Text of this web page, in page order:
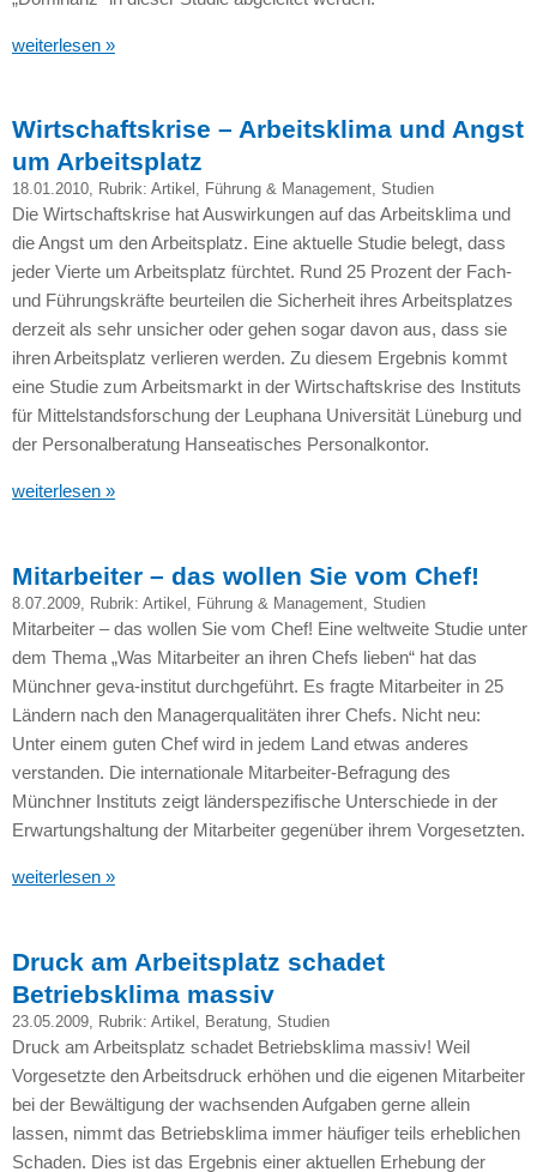
weiterlesen »
Wirtschaftskrise – Arbeitsklima und Angst
um Arbeitsplatz
18.01.2010, Rubrik: Artikel , Führung & Management, Studien
Die Wirtschaftskrise hat Auswirkungen auf das Arbeitsklima und
die Angst um den Arbeitsplatz. Eine aktuelle Studie belegt, dass
jeder Vierte um Arbeitsplatz fürchtet. Rund 25 Prozent der Fach-
und Führungskräfte beurteilen die Sicherheit ihres Arbeitsplatzes
derzeit als sehr unsicher oder gehen sogar davon aus, dass sie
ihren Arbeitsplatz verlieren werden. Zu diesem Ergebnis kommt
eine Studie zum Arbeitsmarkt in der Wirtschaftskrise des Instituts
für Mittelstandsforschung der Leuphana Universität Lüneburg und
der Personalberatung Hanseatisches Personalkontor.
weiterlesen »
Mitarbeiter – das wollen Sie vom Chef!
8.07.2009, Rubrik: Artikel , Führung & Management, Studien
Mitarbeiter – das wollen Sie vom Chef! Eine weltweite Studie unter
dem Thema „Was Mitarbeiter an ihren Chefs lieben“ hat das
Münchner geva-institut durchgeführt. Es fragte Mitarbeiter in 25
Ländern nach den Managerqualitäten ihrer Chefs. Nicht neu:
Unter einem guten Chef wird in jedem Land etwas anderes
verstanden. Die internationale Mitarbeiter-Befragung des
Münchner Instituts zeigt länderspezifische Unterschiede in der
Erwartungshaltung der Mitarbeiter gegenüber ihrem Vorgesetzten.
weiterlesen »
Druck am Arbeitsplatz schadet
Betriebsklima massiv
23.05.2009, Rubrik: Artikel , Beratung, Studien
Druck am Arbeitsplatz schadet Betriebsklima massiv! Weil
Vorgesetzte den Arbeitsdruck erhöhen und die eigenen Mitarbeiter
bei der Bewältigung der wachsenden Aufgaben gerne allein
lassen, nimmt das Betriebsklima immer häufiger teils erheblichen
Schaden. Dies ist das Ergebnis einer aktuellen Erhebung der